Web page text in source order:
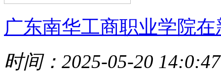
广东南华工商职业学院在
时间：2025-05-20 14:0:47